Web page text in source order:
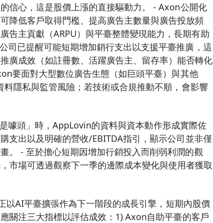
信心，這是股價上漲的直接驅動力。 - Axon公開化
降低客戶取得門檻、提高廣告主數量與廣告投放頻
告主貢獻（ARPU）與平臺整體變現能力，長期有助
司已提醒可能短期增加銷行支出以支援平臺推廣，這
廣成效（如註冊數、活躍廣告主、留存率）能否轉化
要面對大型數位廣告生態（如巨頭平臺）與其他
隱私與監管風險；若技術或合規推動不順，會影響
噱頭」時，AppLovin的資料與資本動作形成實際佐
支出以及明確的營收/EBITDA指引，顯示公司並非僅
。 - 至於擔心短期因增加行銷投入而削弱利潤的觀
市場可透過觀察下一季的邊際成本變化與使用者獲取
AI平臺擴張作為下一階段的成長引擎，短期內股價
關注三大指標以評估成效：1) Axon自助平臺的客戶